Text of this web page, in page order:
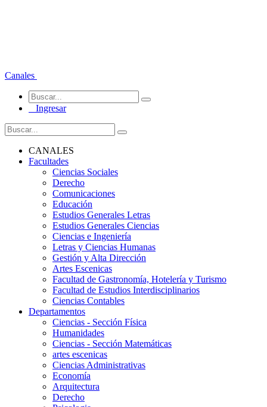
Canales
Ingresar
CANALES
Facultades
Ciencias Sociales
Derecho
Comunicaciones
Educación
Estudios Generales Letras
Estudios Generales Ciencias
Ciencias e Ingeniería
Letras y Ciencias Humanas
Gestión y Alta Dirección
Artes Escenicas
Facultad de Gastronomía, Hotelería y Turismo
Facultad de Estudios Interdisciplinarios
Ciencias Contables
Departamentos
Ciencias - Sección Física
Humanidades
Ciencias - Sección Matemáticas
artes escenicas
Ciencias Administrativas
Economía
Arquitectura
Derecho